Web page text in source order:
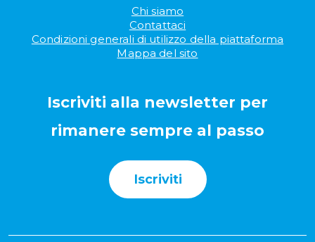
Chi siamo
Contattaci
Condizioni generali di utilizzo della piattaforma
Mappa del sito
Iscriviti alla newsletter per
rimanere sempre al passo
Iscriviti